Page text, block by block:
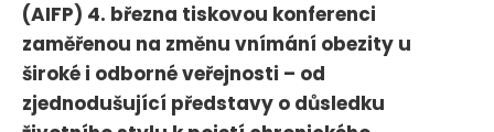
(AIFP) 4. března tiskovou konferenci
zaměřenou na změnu vnímání obezity u
široké i odborné veřejnosti – od
zjednodušující představy o důsledku